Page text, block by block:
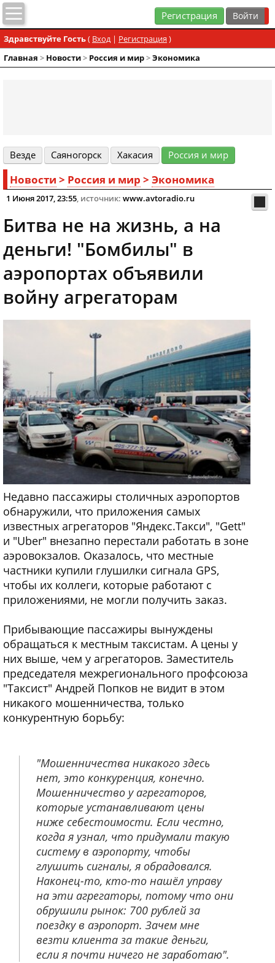
Регистрация
Здравствуйте Гость( Вход| Регистрация )
Главная > Новости> Россия и мир>Экономика
Везде Cаяногорск Хакасия Россия и мир
Новости > Россия и мир > Экономика
1 Июня 2017, 23:55, источник: www.avtoradio.ru
Битва не на жизнь, а на
деньги! "Бомбилы" в
аэропортах объявили
войну агрегаторам
Недавно пассажиры столичных аэропортов
обнаружили, что приложения самых
известных агрегаторов "Яндекс.Такси", "Gett"
и "Uber" внезапно перестали работать в зоне
аэровокзалов. Оказалось, что местные
частники купили глушилки сигнала GPS,
чтобы их коллеги, которые работают с
приложениями, не могли получить заказ.
Прибывающие пассажиры вынуждены
обращаться к местным таксистам. А цены у
них выше, чем у агрегаторов. Заместитель
председателя межрегионального профсоюза
"Таксист" Андрей Попков не видит в этом
никакого мошенничества, только
конкурентную борьбу:
"Мошенничества никакого здесь
нет, это конкуренция, конечно.
Мошенничество у агрегаторов,
которые устанавливают цены
ниже себестоимости. Если честно,
когда я узнал, что придумали такую
систему в аэропорту, чтобы
глушить сигналы, я обрадовался.
Наконец-то, кто-то нашёл управу
на эти агрегаторы, потому что они
обрушили рынок: 700 рублей за
поездку в аэропорт. Зачем мне
везти клиента за такие деньги,
если я почти ничего не заработаю".